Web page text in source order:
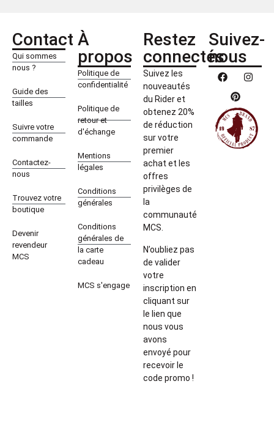
Contact
Qui sommes
nous ?
Guide des
tailles
Suivre votre
commande
Contactez-
nous
Trouvez votre
boutique
Devenir
revendeur
MCS
À
propos
Politique de
confidentialité
Politique de
retour et
d'échange
Mentions
légales
Conditions
générales
Conditions
générales de
la carte
cadeau
MCS s'engage
Restez
connectés
Suivez les
nouveautés
du Rider et
obtenez 20%
de réduction
sur votre
premier
achat et les
offres
privilèges de
la
communauté
MCS.
N’oubliez pas
de valider
votre
inscription en
cliquant sur
le lien que
nous vous
avons
envoyé pour
recevoir le
code promo !
Suivez-
nous